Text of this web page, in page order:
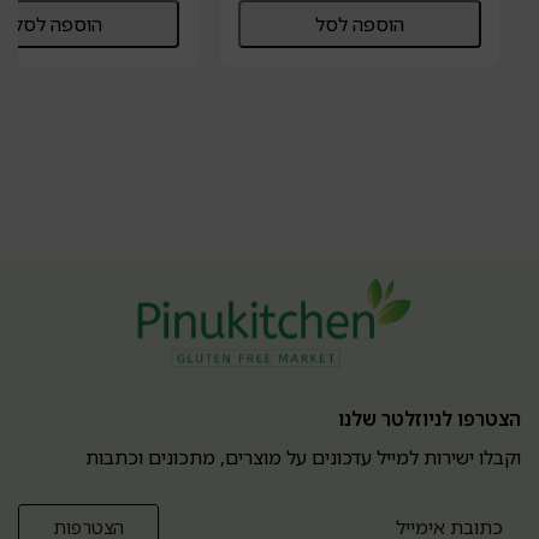
הוספה לסל הוספה לסל
הצטרפו לניוזלטר שלנו
וקבלו ישירות למייל עדכונים על מוצרים, מתכונים וכתבות